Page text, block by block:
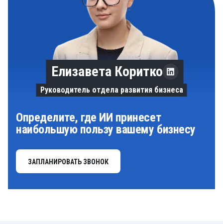
Определите, где ИИ принесет
наибольшую пользу вашему бизнесу
ЗАПЛАНИРОВАТЬ ЗВОНОК
Елизавета Коритко
Руководитель отдела развития бизнеса